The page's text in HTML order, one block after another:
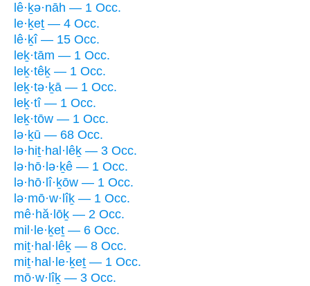
lê·ḵə·nāh — 1 Occ.
le·ḵeṯ — 4 Occ.
lê·ḵî — 15 Occ.
leḵ·tām — 1 Occ.
leḵ·têḵ — 1 Occ.
leḵ·tə·ḵā — 1 Occ.
leḵ·tî — 1 Occ.
leḵ·tōw — 1 Occ.
lə·ḵū — 68 Occ.
lə·hiṯ·hal·lêḵ — 3 Occ.
lə·hō·lə·ḵê — 1 Occ.
lə·hō·lî·ḵōw — 1 Occ.
lə·mō·w·lîḵ — 1 Occ.
mê·hă·lōḵ — 2 Occ.
mil·le·ḵeṯ — 6 Occ.
miṯ·hal·lêḵ — 8 Occ.
miṯ·hal·le·ḵeṯ — 1 Occ.
mō·w·lîḵ — 3 Occ.